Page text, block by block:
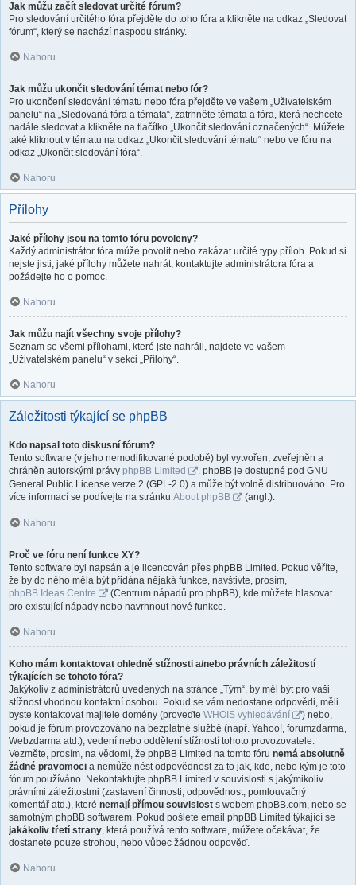
Jak můžu začít sledovat určité fórum?
Pro sledování určitého fóra přejděte do toho fóra a klikněte na odkaz „Sledovat
fórum“, který se nachází naspodu stránky.
Nahoru
Jak můžu ukončit sledování témat nebo fór?
Pro ukončení sledování tématu nebo fóra přejděte ve vašem „Uživatelském
panelu“ na „Sledovaná fóra a témata“, zatrhněte témata a fóra, která nechcete
nadále sledovat a klikněte na tlačítko „Ukončit sledování označených“. Můžete
také kliknout v tématu na odkaz „Ukončit sledování tématu“ nebo ve fóru na
odkaz „Ukončit sledování fóra“.
Nahoru
Přílohy
Jaké přílohy jsou na tomto fóru povoleny?
Každý administrátor fóra může povolit nebo zakázat určité typy příloh. Pokud si
nejste jisti, jaké přílohy můžete nahrát, kontaktujte administrátora fóra a
požádejte ho o pomoc.
Nahoru
Jak můžu najít všechny svoje přílohy?
Seznam se všemi přílohami, které jste nahráli, najdete ve vašem
„Uživatelském panelu“ v sekci „Přílohy“.
Nahoru
Záležitosti týkající se phpBB
Kdo napsal toto diskusní fórum?
Tento software (v jeho nemodifikované podobě) byl vytvořen, zveřejněn a
chráněn autorskými právy phpBB Limited
. phpBB je dostupné pod GNU
General Public License verze 2 (GPL-2.0) a může být volně distribuováno. Pro
více informací se podívejte na stránku About phpBB (angl.).
Nahoru
Proč ve fóru není funkce XY?
Tento software byl napsán a je licencován přes phpBB Limited. Pokud věříte,
že by do něho měla být přidána nějaká funkce, navštivte, prosím,
phpBB Ideas Centre
(Centrum nápadů pro phpBB), kde můžete hlasovat
pro existující nápady nebo navrhnout nové funkce.
Nahoru
Koho mám kontaktovat ohledně stížnosti a/nebo právních záležitostí
týkajících se tohoto fóra?
Jakýkoliv z administrátorů uvedených na stránce „Tým“, by měl být pro vaši
stížnost vhodnou kontaktní osobou. Pokud se vám nedostane odpovědi, měli
byste kontaktovat majitele domény (proveďte WHOIS vyhledávání
) nebo,
pokud je fórum provozováno na bezplatné službě (např. Yahoo!, forumzdarma,
Webzdarma atd.), vedení nebo oddělení stížností tohoto provozovatele.
Vezměte, prosím, na vědomí, že phpBB Limited na tomto fóru nemá absolutně
žádné pravomoci a nemůže nést odpovědnost za to jak, kde, nebo kým je toto
fórum používáno. Nekontaktujte phpBB Limited v souvislosti s jakýmikoliv
právními záležitostmi (zastavení činnosti, odpovědnost, pomlouvačný
komentář atd.), které nemají přímou souvislost s webem phpBB.com, nebo se
samotným phpBB softwarem. Pokud pošlete email phpBB Limited týkající se
jakákoliv třetí strany , která používá tento software, můžete očekávat, že
dostanete pouze strohou, nebo vůbec žádnou odpověď.
Nahoru